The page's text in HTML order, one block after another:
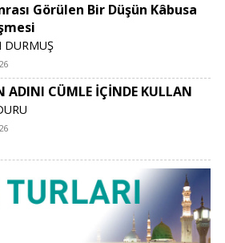
Görülen Bir Düşün Kâbusa
DURMUŞ
ADINI CÜMLE İÇİNDE KULLAN